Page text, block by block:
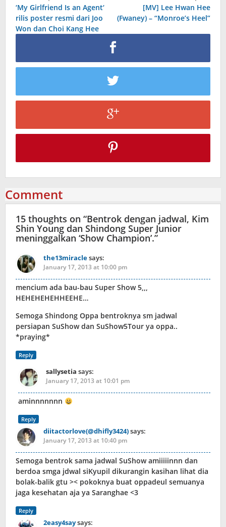
navigation
‘My Girlfriend Is an Agent‘
rilis poster resmi dari Joo
Won dan Choi Kang Hee
[MV] Lee Hwan Hee
(Fwaney) – “Monroe’s Heel”
Comment
15 thoughts on “Bentrok dengan jadwal, Kim
Shin Young dan Shindong Super Junior
meninggalkan ‘Show Champion’.”
the13miraclesays:
January 17, 2013 at 10:00 pm
mencium ada bau-bau Super Show 5,,,
HEHEHEHEHHEEHE…
Semoga Shindong Oppa bentroknya sm jadwal
persiapan SuShow dan SuShow5Tour ya oppa..
*praying*
Reply
sallysetia says:
January 17, 2013 at 10:01 pm
aminnnnnnn
Reply
diitactorlove(@dhifly3424)says:
January 17, 2013 at 10:40 pm
Semoga bentrok sama jadwal SuShow amiiiiinnn dan
berdoa smga jdwal siKyupil dikurangin kasihan lihat dia
bolak-balik gtu >< pokoknya buat oppadeul semuanya
jaga kesehatan aja ya Saranghae <3
Reply
2easy4saysays: